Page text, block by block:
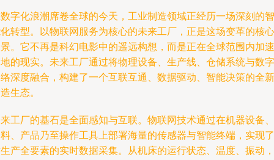
字化浪潮席卷全球的今天，工业制造领域正经历一场深刻的智
转型。以物联网服务为核心的未来工厂，正是这场变革的核心
。它不再是科幻电影中的遥远构想，而是正在全球范围内加速
的现实。未来工厂通过将物理设备、生产线、仓储系统与数字
深度融合，构建了一个互联互通、数据驱动、智能决策的全新
生态。
工厂的基石是全面感知与互联。物联网技术通过在机器设备、
、产品乃至操作工具上部署海量的传感器与智能终端，实现了
产全要素的实时数据采集。从机床的运行状态、温度、振动，